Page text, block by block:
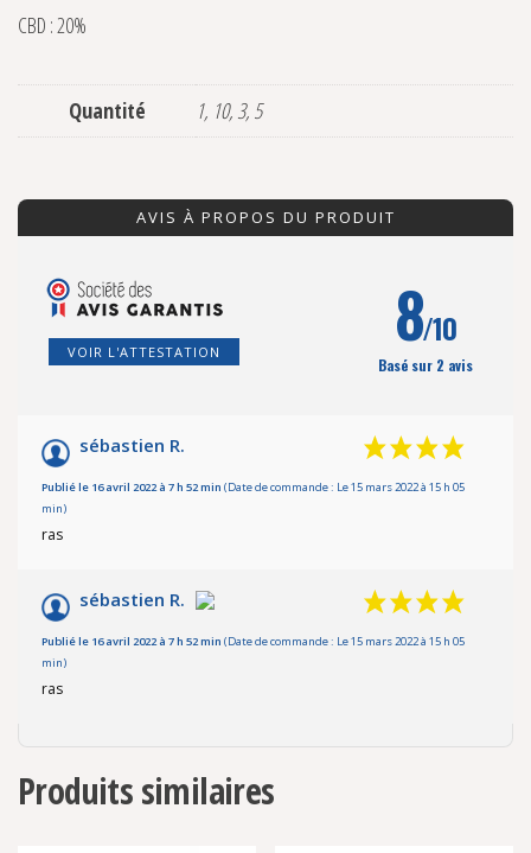
CBD : 20%
Quantité 1, 10, 3, 5
AVIS À PROPOS DU PRODUIT
VOIR L'ATTESTATION 8/10
Basé sur 2 avis
sébastien R.
Publié le 16 avril 2022 à 7 h 52 min (Date de commande : Le 15 mars 2022 à 15 h 05
min)
ras
sébastien R.
Publié le 16 avril 2022 à 7 h 52 min (Date de commande : Le 15 mars 2022 à 15 h 05
min)
ras
Produits similaires